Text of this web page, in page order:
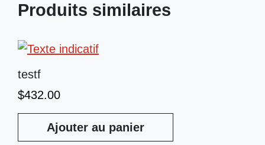
Produits similaires
testf
$432.00
Ajouter au panier